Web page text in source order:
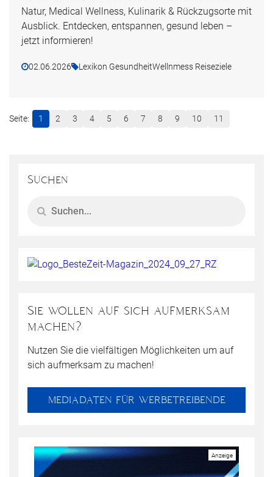
Natur, Medical Wellness, Kulinarik & Rückzugsorte mit
Ausblick. Entdecken, entspannen, gesund leben –
jetzt informieren!
02.06.2026 Lexikon GesundheitWellnmess Reiseziele
1 2 3 4 5 6 7 8 9 10 11
Suchen
Sie wollen auf sich aufmerksam
machen?
Nutzen Sie die vielfältigen Möglichkeiten um auf
sich aufmerksam zu machen!
MEDIADATEN FÜR WERBETREIBENDE